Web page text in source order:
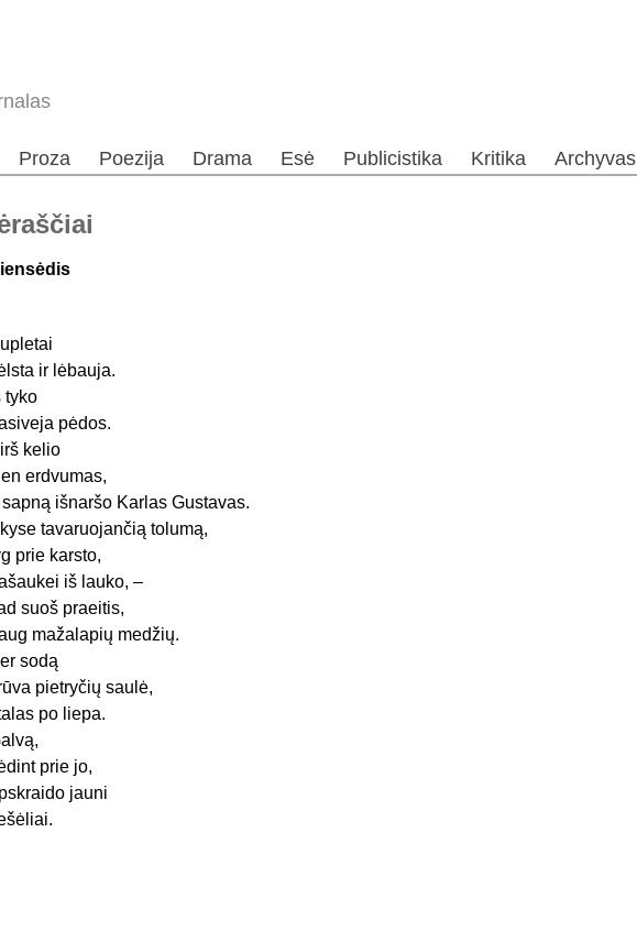
Proza Poezija Drama Esė Publicistika Kritika Archyvas
ir lėbauja.
tyko
pėdos.
kelio
erdvumas,
išnaršo Karlas Gustavas.
tavaruojančią tolumą,
prie karsto,
iš lauko, –
suoš praeitis,
mažalapių medžių.
sodą
pietryčių saulė,
po liepa.
prie jo,
jauni